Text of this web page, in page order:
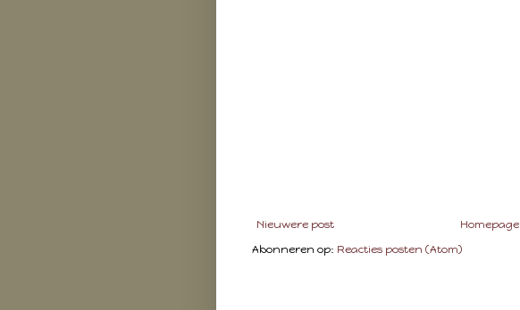
Nieuwere post
Homepage
Abonneren op: Reacties posten (Atom)